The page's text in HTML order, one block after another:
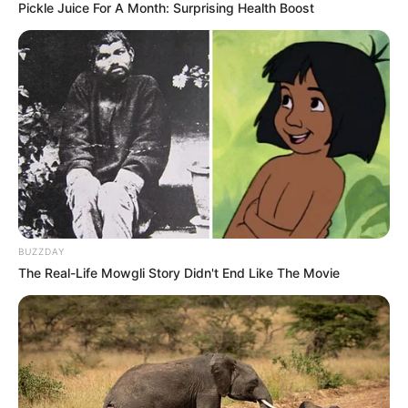
Γράφει ο Χρήστος Μαντζιάρης
Δεν είναι παλαβό το Ανώτατο Δικαστήριο των ΗΠΑ
για την «παλαβή» γνωμοδότησή του που
θα διαβάσετε παρακάτω και η οποία
πραγματικότητα, ένα σχέδιο, το οποίο
βρίσκεται ακόμη στο αρχικό στάδιο υλοποίησης από
τους παγκοσμιοποιητές. Μια πραγματικότητα που
δυστυχώς πολλοί δεν θέλουν να την αποδεχθούν
ενώ βλέπουν αυτό που κοντοζυγώνει, και
περιμένουν να γίνει η ζωή τους όπως ήταν πριν
Pickle Juice For A Month: Surprising Health Boost
BUZZDAY
The Real-Life Mowgli Story Didn't End Like The Movie